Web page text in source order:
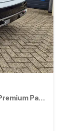
1.3 DIG-T MHEV 158 PS X-Tronic Tekna Premium Paket 20"LM Teil-Leder PanoGlasdach Klimaautomatik Sitzheizung Lenkradheizung Navi Head-Up Display elektr. Heckklappe ACC PDC v+h 360°Kamera DAB Bluetooth Touchscreen Apple CarPlay Android Auto